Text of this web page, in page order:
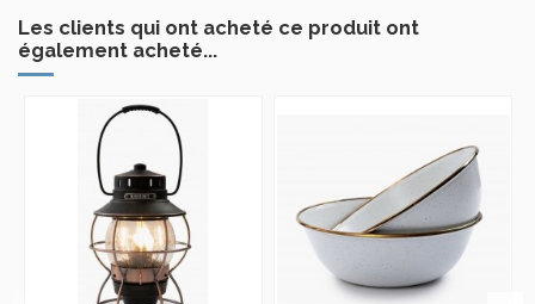
Les clients qui ont acheté ce produit ont
également acheté...